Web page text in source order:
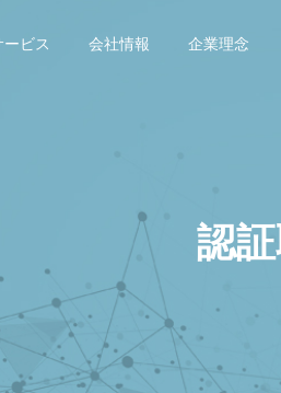
ービス 会社情報 企業理念
認